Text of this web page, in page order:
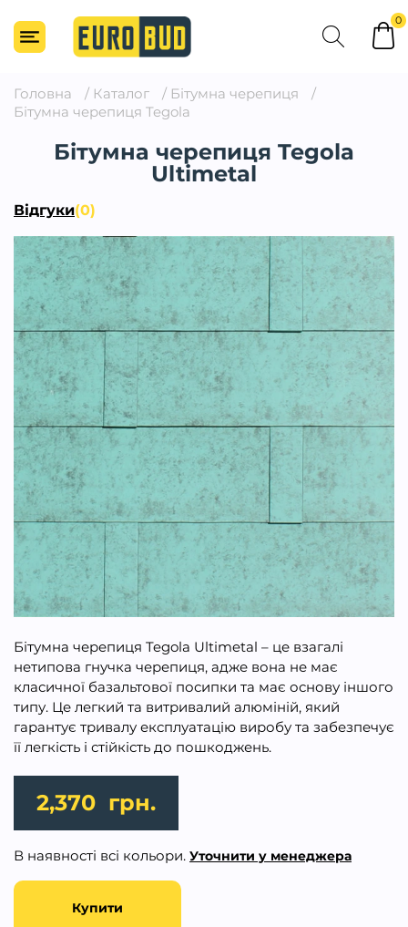
0
Головна / Каталог / Бітумна черепиця
/
Бітумна черепиця Tegola
Бітумна черепиця Tegola
Ultimetal
Відгуки(0)
Бітумна черепиця Tegola Ultimetal – це взагалі
нетипова гнучка черепиця, адже вона не має
класичної базальтової посипки та має основу іншого
типу. Це легкий та витривалий алюміній, який
гарантує тривалу експлуатацію виробу та забезпечує
її легкість і стійкість до пошкоджень.
2,370 грн.
В наявності всі кольори. Уточнити у менеджера
Купити